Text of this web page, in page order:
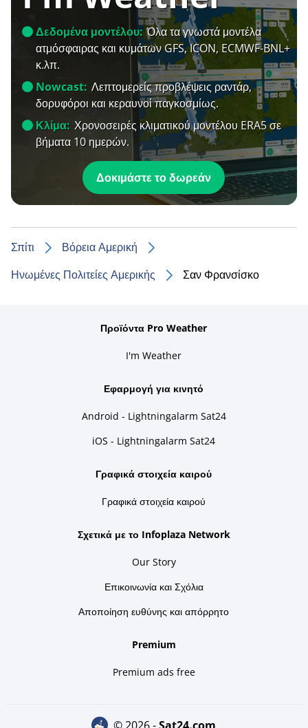
Δεδομένα μοντέλου: Όλα τα γνωστά μοντέλα
ατμόσφαιρας και κυμάτων GFS, ICON, ECMWF-BNL+
κ.λπ.
Nowcast: Λεπτομερείς προβλέψεις ραντάρ,
δορυφόροι και κεραυνοί παγκοσμίως.
Κλίμα: Χρονοσειρές κλιματικού μοντέλου ERA5 σε
βήματα 10 ημερών.
Δοκιμάστε το δωρεάν
Σπίτι
Βόρεια Αμερική
Ηνωμένες Πολιτείες Αμερικής
Σαν Φρανσίσκο
Προϊόντα Pro Weather
I'm Weather
Εφαρμογή για κινητό
Android - Lightningalarm Sat24
iOS - Lightningalarm Sat24
Γραφικά στοιχεία καιρού
Γραφικά στοιχεία καιρού
Σχετικά με το Infoplaza Network
Our Story
Επικοινωνία και Σχόλια
Αποποίηση ευθύνης και απόρρητο
Premium
Premium ads free